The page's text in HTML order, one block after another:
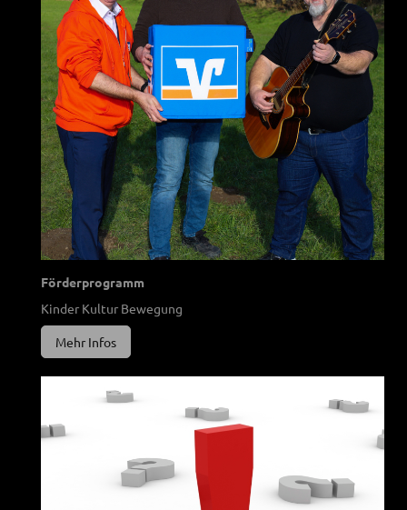
Förderprogramm
Kinder Kultur Bewegung
Mehr Infos